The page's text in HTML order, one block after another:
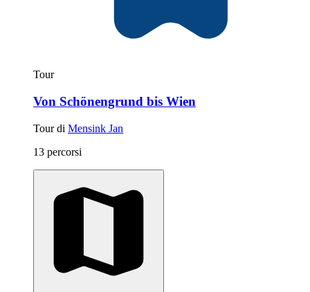
Tour
Von Schönengrund bis Wien
Tour di Mensink Jan
13 percorsi